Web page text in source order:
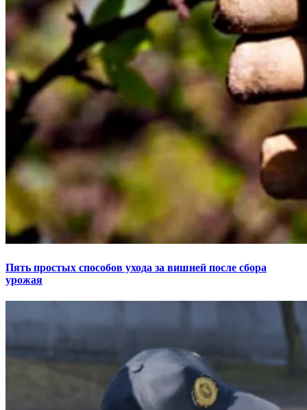
Пять простых способов ухода за вишней после сбора
урожая